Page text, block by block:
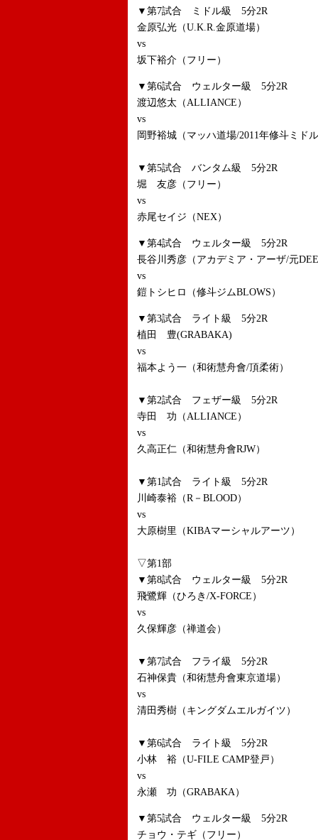
▼第7試合 ミドル級 5分2R
金原弘光（U.K.R.金原道場）
vs
坂下裕介（フリー）
▼第6試合 ウェルター級 5分2R
渡辺悠太（ALLIANCE）
vs
岡野裕城（マッハ道場/2011年修斗ミド
▼第5試合 バンタム級 5分2R
堀 友彦（フリー）
vs
赤尾セイジ（NEX）
▼第4試合 ウェルター級 5分2R
長谷川秀彦（アカデミア・アーザ/元
vs
鎧トシヒロ（修斗ジムBLOWS）
▼第3試合 ライト級 5分2R
植田 豊(GRABAKA)
vs
福本よう一（和術慧舟會/頂柔術）
▼第2試合 フェザー級 5分2R
寺田 功（ALLIANCE）
vs
久高正仁（和術慧舟會RJW）
▼第1試合 ライト級 5分2R
川崎泰裕（R－BLOOD）
vs
大原樹里（KIBAマーシャルアーツ）
▽第1部
▼第8試合 ウェルター級 5分2R
飛鷺輝（ひろき/X-FORCE）
vs
久保輝彦（禅道会）
▼第7試合 フライ級 5分2R
石神保貴（和術慧舟會東京道場）
vs
清田秀樹（キングダムエルガイツ）
▼第6試合 ライト級 5分2R
小林 裕（U-FILE CAMP登戸）
vs
永瀬 功（GRABAKA）
▼第5試合 ウェルター級 5分2R
チョウ・テギ（フリー）